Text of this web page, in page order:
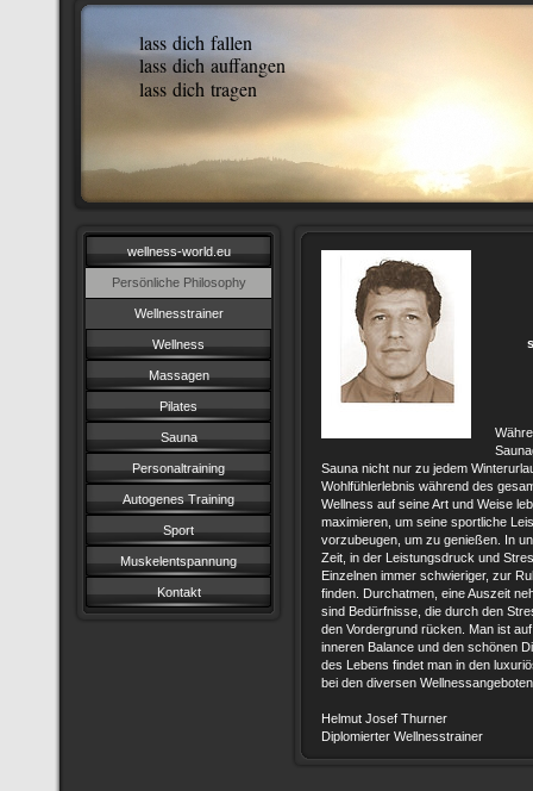
lass dich fallen
lass dich auffangen
lass dich tragen
wellness-world.eu
Persönliche Philosophy
Wellnesstrainer
Wellness
Massagen
Pilates
Sauna
Personaltraining
Autogenes Training
Sport
Muskelentspannung
Kontakt
Sauna nicht nur zu jedem
Wohlfühlerlebnis während des
Wellness auf seine Art und Weise
maximieren, um seine sportliche
vorzubeugen, um zu genießen. In
Zeit, in der Leistungsdruck und
Einzelnen immer schwieriger, zur
finden. Durchatmen, eine Auszeit
sind Bedürfnisse, die durch den
den Vordergrund rücken. Man ist
inneren Balance und den schönen
des Lebens findet man in den
bei den diversen
Helmut Josef Thurner
Diplomierter Wellnesstrainer